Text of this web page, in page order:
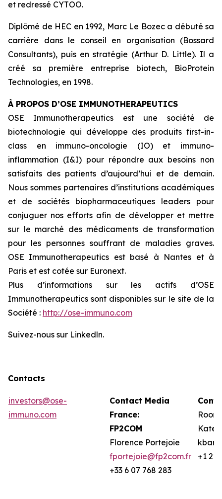
et redressé CYTOO.
Diplômé de HEC en 1992, Marc Le Bozec a débuté sa
carrière dans le conseil en organisation (Bossard
Consultants), puis en stratégie (Arthur D. Little). Il a
créé sa première entreprise biotech, BioProtein
Technologies, en 1998.
À PROPOS D’OSE IMMUNOTHERAPEUTICS
OSE Immunotherapeutics est une société de
biotechnologie qui développe des produits first-in-
class en immuno-oncologie (IO) et immuno-
inflammation (I&I) pour répondre aux besoins non
satisfaits des patients d’aujourd’hui et de demain.
Nous sommes partenaires d’institutions académiques
et de sociétés biopharmaceutiques leaders pour
conjuguer nos efforts afin de développer et mettre
sur le marché des médicaments de transformation
pour les personnes souffrant de maladies graves.
OSE Immunotherapeutics est basé à Nantes et à
Paris et est cotée sur Euronext.
Plus d’informations sur les actifs d’OSE
Immunotherapeutics sont disponibles sur le site de la
Société : http://ose-immuno.com
Suivez-nous sur Linkedln.
Contacts
investors@ose-
immuno.com
Contact Media
France:
FP2COM
Florence Portejoie
fportejoie@fp2com.fr
+33 6 07 768 283
Kate
+1